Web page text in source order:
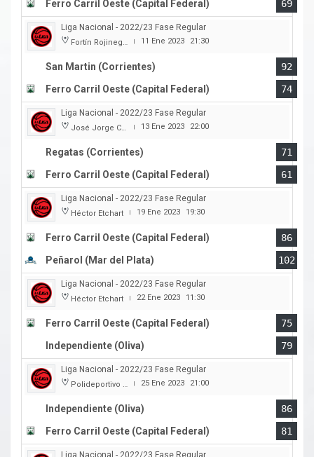
Ferro Carril Oeste (Capital Federal) 69
Liga Nacional - 2022/23 Fase Regular
Fortín Rojinegro | 11 Ene 2023 21:30
San Martin (Corrientes)
92
Ferro Carril Oeste (Capital Federal)
74
Liga Nacional - 2022/23 Fase Regular
José Jorge Contte | 13 Ene 2023 22:00
Regatas (Corrientes)
71
Ferro Carril Oeste (Capital Federal)
61
Liga Nacional - 2022/23 Fase Regular
Héctor Etchart | 19 Ene 2023 19:30
Ferro Carril Oeste (Capital Federal)
86
Peñarol (Mar del Plata)
102
Liga Nacional - 2022/23 Fase Regular
Héctor Etchart | 22 Ene 2023 11:30
Ferro Carril Oeste (Capital Federal)
75
Independiente (Oliva)
79
Liga Nacional - 2022/23 Fase Regular
Polideportivo Independiente | 25 Ene 2023 21:00
Independiente (Oliva)
86
Ferro Carril Oeste (Capital Federal)
81